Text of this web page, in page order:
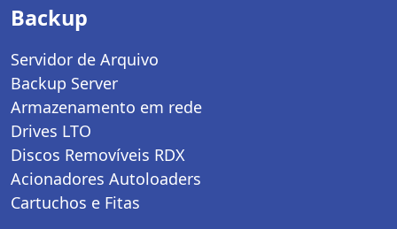
Backup
Servidor de Arquivo
Backup Server
Armazenamento em rede
Drives LTO
Discos Removíveis RDX
Acionadores Autoloaders
Cartuchos e Fitas